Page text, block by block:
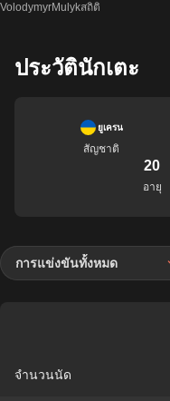
VolodymyrMulykสถิติ
ประวัตินักเตะ
ยูเครน
สัญชาติ
20
อายุ
การแข่งขันทั้งหมด
จำนวนนัด